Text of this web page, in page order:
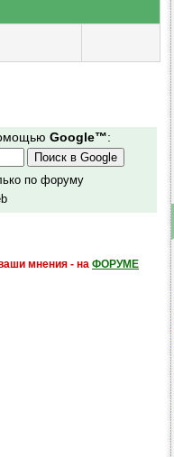
Google™:
по форуму
мнения - на ФОРУМЕ